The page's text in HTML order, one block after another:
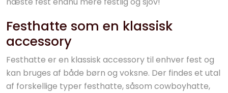
Festhatte som en klassisk
accessory
Festhatte er en klassisk accessory til enhver fest og
kan bruges af både børn og voksne. Der findes et utal
af forskellige typer festhatte, såsom cowboyhatte,